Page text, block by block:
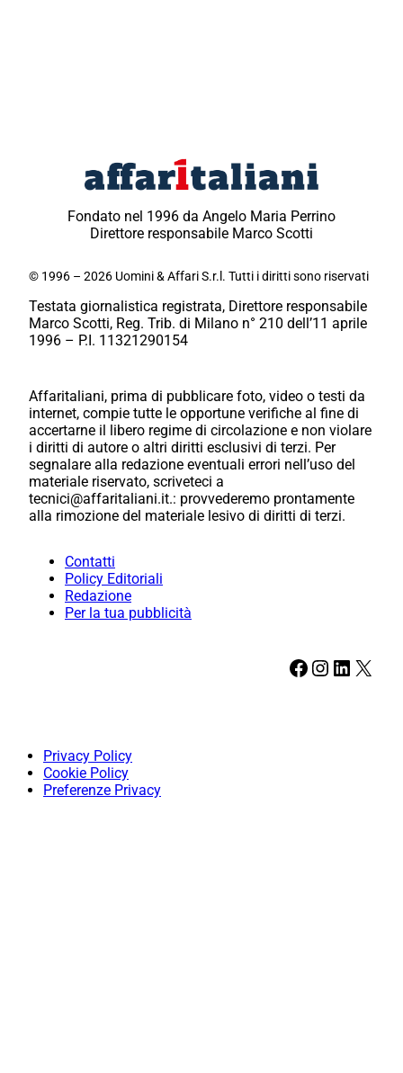
Fondato nel 1996 da Angelo Maria Perrino
Direttore responsabile Marco Scotti
© 1996 – 2026 Uomini & Affari S.r.l. Tutti i diritti sono riservati
Testata giornalistica registrata, Direttore responsabile
Marco Scotti, Reg. Trib. di Milano n° 210 dell’11 aprile
1996 – P.I. 11321290154
Affaritaliani, prima di pubblicare foto, video o testi da
internet, compie tutte le opportune verifiche al fine di
accertarne il libero regime di circolazione e non violare
i diritti di autore o altri diritti esclusivi di terzi. Per
segnalare alla redazione eventuali errori nell’uso del
materiale riservato, scriveteci a
tecnici@affaritaliani.it.: provvederemo prontamente
alla rimozione del materiale lesivo di diritti di terzi.
Contatti
Policy Editoriali
Redazione
Per la tua pubblicità
Facebook Instagram LinkedIn X
Privacy Policy
Cookie Policy
Preferenze Privacy